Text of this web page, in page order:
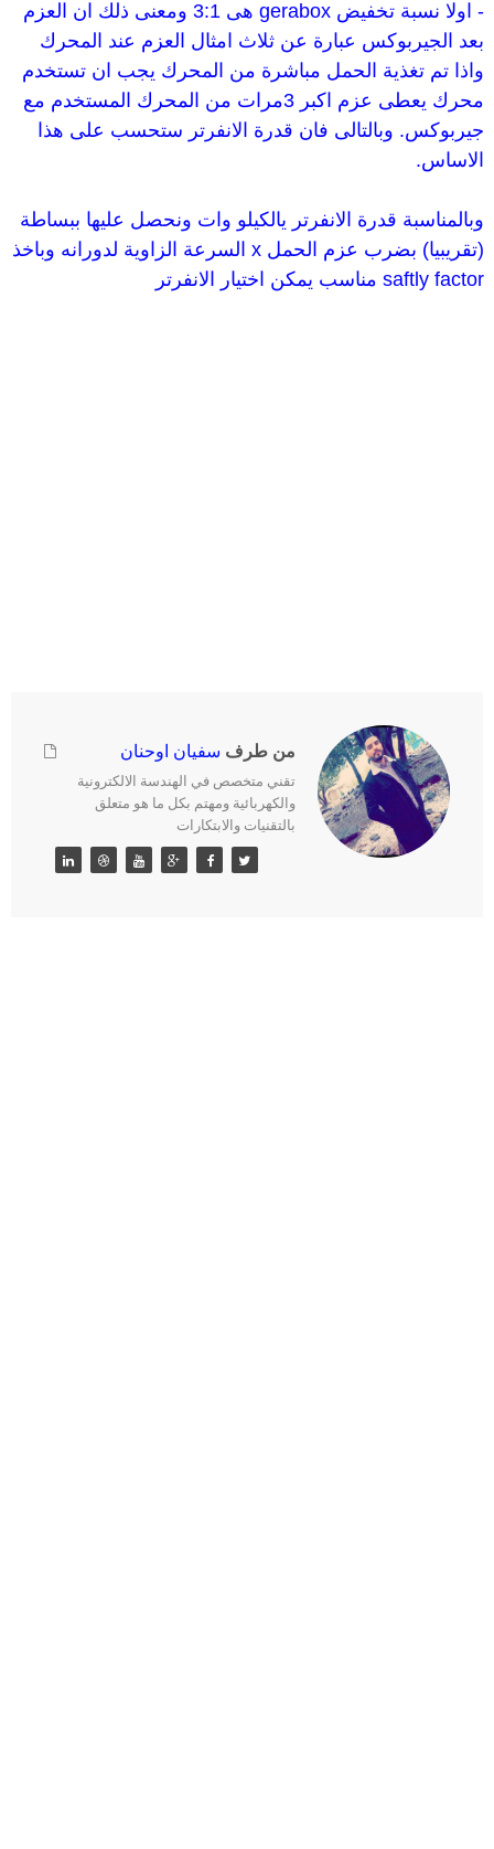
- اولا نسبة تخفيض gerabox هى 3:1 ومعنى ذلك ان العزم
بعد الجيربوكس عبارة عن ثلاث امثال العزم عند المحرك
واذا تم تغذية الحمل مباشرة من المحرك يجب ان تستخدم
محرك يعطى عزم اكبر 3مرات من المحرك المستخدم مع
جيربوكس. وبالتالى فان قدرة الانفرتر ستحسب على هذا
الاساس.
وبالمناسبة قدرة الانفرتر يالكيلو وات ونحصل عليها ببساطة
(تقريبيا) بضرب عزم الحمل x السرعة الزاوية لدورانه وباخذ
saftly factor مناسب يمكن اختيار الانفرتر
من طرف سفيان اوحنان
تقني متخصص في الهندسة الالكترونية
والكهربائية ومهتم بكل ما هو متعلق
بالتقنيات والابتكارات